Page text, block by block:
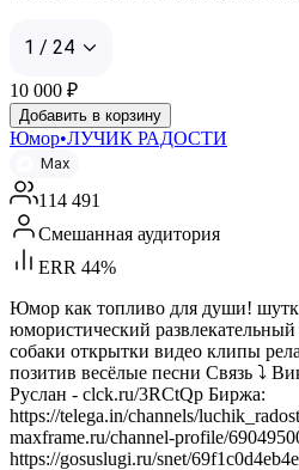
1 / 24
10 000 ₽
Добавить в корзину
Юмор•ЛУЧИК РАДОСТИ
Max
114 491
Смешанная аудитория
ERR 44%
Юмор как топливо для души!
юмористический
собаки открытки видео клипы
позитив весёлые песни Связь ⤵️
Руслан - clck.ru/3RCtQp Биржа:
https://telega.in/channels/
maxframe.ru/channel-profile/
https://gosuslugi.ru/snet/